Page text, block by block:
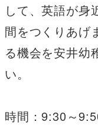
して、英語が身
間をつくりあげ
る機会を安井幼
い。
時間：9:30～